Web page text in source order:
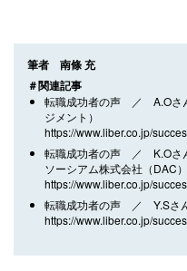
筆者 南條 充
＃関連記事
転職成功者の声 ／ A.Oさ
ジメント）
https://www.liber.co.jp/
転職成功者の声 ／ K.Oさ
ソーシアム株式会社（DAC）
https://www.liber.co.jp/
転職成功者の声 ／ Y.Sさん
https://www.liber.co.jp/